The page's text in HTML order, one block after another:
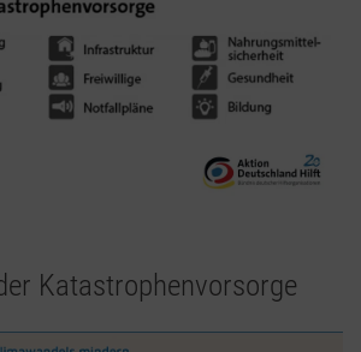
Katastrophenvorsorge